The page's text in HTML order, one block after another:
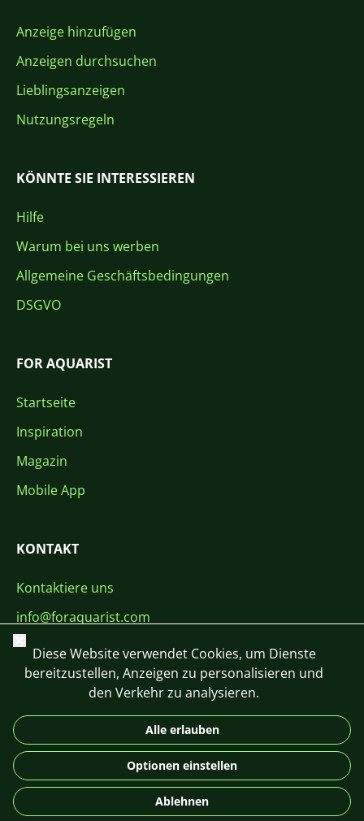
Anzeige hinzufügen
Anzeigen durchsuchen
Lieblingsanzeigen
Nutzungsregeln
KÖNNTE SIE INTERESSIEREN
Hilfe
Warum bei uns werben
Allgemeine Geschäftsbedingungen
DSGVO
FOR AQUARIST
Startseite
Inspiration
Magazin
Mobile App
KONTAKT
Kontaktiere uns
info@foraquarist.com
+420 603 449 602
DE
© 2026 For Aquarist
Schließen
Diese Website verwendet Cookies, um Dienste
bereitzustellen, Anzeigen zu personalisieren und
den Verkehr zu analysieren.
Alle erlauben
Optionen einstellen
Ablehnen